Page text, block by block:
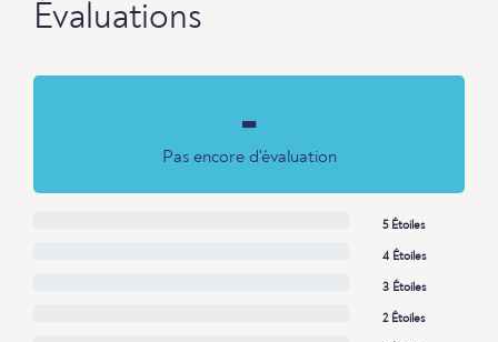
Évaluations
-
Pas encore d'évaluation
5 Étoiles
4 Étoiles
3 Étoiles
2 Étoiles